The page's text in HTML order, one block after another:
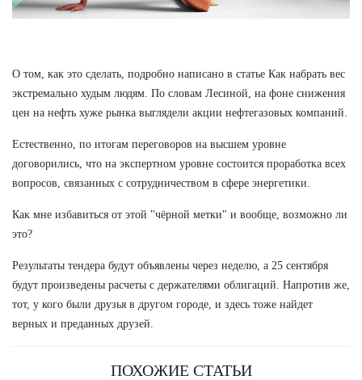
О том, как это сделать, подробно написано в статье Как набрать вес
экстремально худым людям. По словам Лесиной, на фоне снижения
цен на нефть хуже рынка выглядели акции нефтегазовых компаний.
Естественно, по итогам переговоров на высшем уровне
договорились, что на экспертном уровне состоится проработка всех
вопросов, связанных с сотрудничеством в сфере энергетики.
Как мне избавиться от этой "чёрной метки" и вообще, возможно ли
это?
Результаты тендера будут объявлены через неделю, а 25 сентября
будут произведены расчеты с держателями облигаций. Напротив же,
тот, у кого были друзья в другом городе, и здесь тоже найдет
верных и преданных друзей.
ПОХОЖИЕ СТАТЬИ